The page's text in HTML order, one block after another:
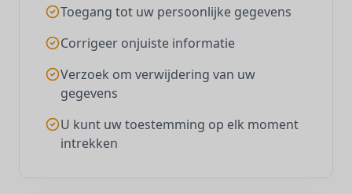
Toegang tot uw persoonlijke gegevens
Corrigeer onjuiste informatie
Verzoek om verwijdering van uw
gegevens
U kunt uw toestemming op elk moment
intrekken